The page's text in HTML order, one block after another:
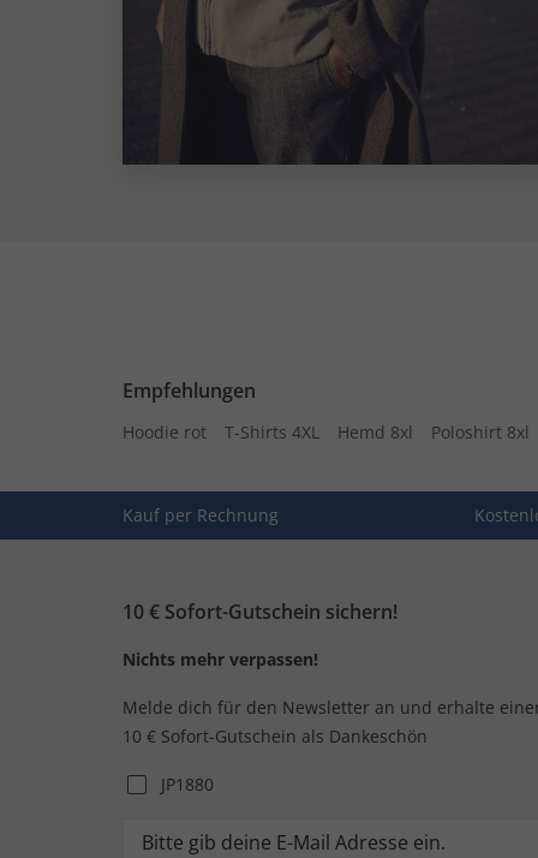
Empfehlungen
Hoodie rot T-Shirts 4XL Hemd 8xl Poloshirt 8xl
Kauf per Rechnung
10 € Sofort-Gutschein sichern!
Nichts mehr verpassen!
Melde dich für den Newsletter an und erhalte
10 € Sofort-Gutschein als Dankeschön
JP1880